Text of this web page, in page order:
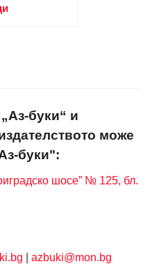
буки“ и
може
буки":
шосе” № 125, бл.
azbuki@mon.bg